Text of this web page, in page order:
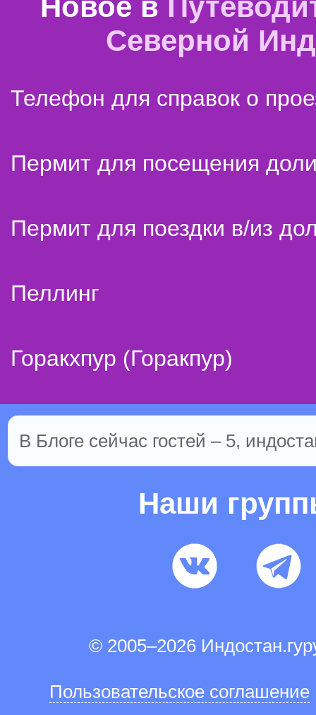
Новое в
Северной
Телефон для справок о
Пермит для посещения
Пермит для поездки в/из
Пеллинг
Горакхпур (Горакпур)
В Блоге сейчас гостей – 5,
Наши
© 2005–2026
Пользовательское соглашение